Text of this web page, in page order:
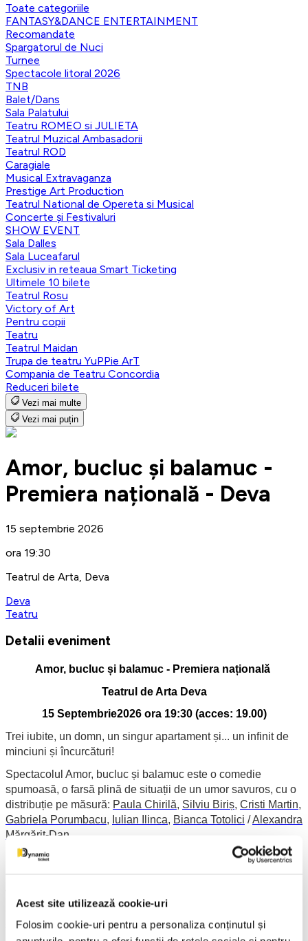
Acest site utilizează cookie-uri
Folosim cookie-uri pentru a personaliza conținutul și
Toate categoriile
FANTASY&DANCE ENTERTAINMENT
Recomandate
Spargatorul de Nuci
Turnee
Spectacole litoral 2026
TNB
Balet/Dans
Sala Palatului
Teatru ROMEO si JULIETA
Teatrul Muzical Ambasadorii
Teatrul ROD
Caragiale
Musical Extravaganza
Prestige Art Production
Teatrul National de Opereta si Musical
Concerte și Festivaluri
SHOW EVENT
Sala Dalles
Sala Luceafarul
Exclusiv in reteaua Smart Ticketing
Ultimele 10 bilete
Teatrul Rosu
Victory of Art
Pentru copii
Teatru
Teatrul Maidan
Trupa de teatru YuPPie ArT
Compania de Teatru Concordia
Reduceri bilete
Vezi mai multe
Vezi mai puțin
Amor, bucluc și balamuc -
Premiera națională - Deva
15 septembrie 2026
ora 19:30
Teatrul de Arta, Deva
Deva
Teatru
Detalii eveniment
Amor, bucluc și balamuc - Premiera națională
Teatrul de Arta Deva
15 Septembrie2026 ora 19:30 (acces: 19.00)
Trei iubite, un domn, un singur apartament și... un infinit de
minciuni și încurcături!
Spectacolul Amor, bucluc și balamuc este o comedie
spumoasă, o farsă plină de situații de un umor savuros, cu o
distribuție pe măsură: Paula Chirilă, Silviu Biriș, Cristi Martin,
Gabriela Porumbacu, Iulian Ilinca, Bianca Totolici /Alexandra
Mărgărit-Dan
Direcția scenică îi aparține regizorului româno-canadian
extrem de sigur pe el, care reușește să întrețină, în deplin
secret, relații amoroase cu trei femei diferite. Orarele lor de